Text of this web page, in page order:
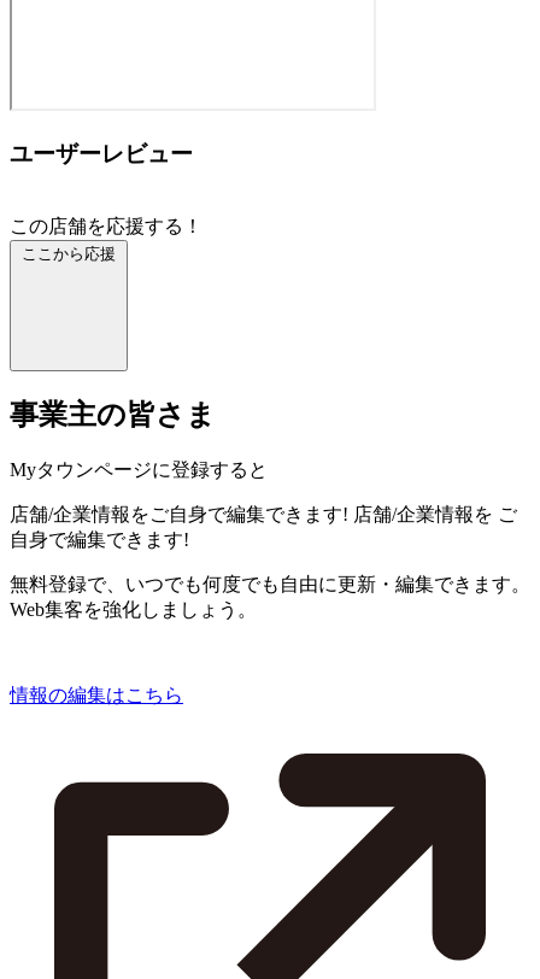
ユーザーレビュー
この店舗を応援する！
ここから応援
事業主の皆さま
Myタウンページに登録すると
店舗/企業情報をご自身で編集できます! 店舗/企業情報を ご
自身で編集できます!
無料登録で、いつでも何度でも自由に更新・編集できます。
Web集客を強化しましょう。
情報の編集はこちら